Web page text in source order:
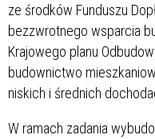
ze środków Funduszu
bezzwrotnego wsparcia
Krajowego planu
budownictwo
niskich i średnich
W ramach zadania